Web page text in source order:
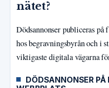
nätet?
Dödsannonser publiceras
hos begravningsbyrån och i
viktigaste digitala vägarna
DÖDSANNONSER PÅ